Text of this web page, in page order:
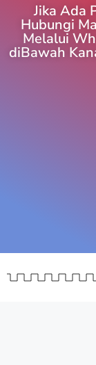
Jika Ada
Hubungi
Melalui
diBawah